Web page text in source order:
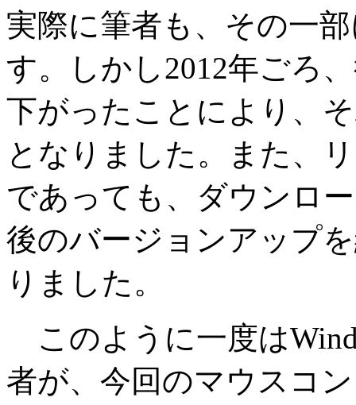
実際に筆者も、その一
す。しかし2012年ごろ
下がったことにより、
となりました。また、
であっても、ダウンロ
後のバージョンアップ
りました。
このように一度は
者が、今回のマウスコ